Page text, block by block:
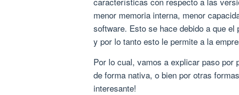
menor memoria interna, menor
software. Esto se hace debido a que
y por lo tanto esto le permite a la
Por lo cual, vamos a explicar paso por
de forma nativa, o bien por otras
interesante!